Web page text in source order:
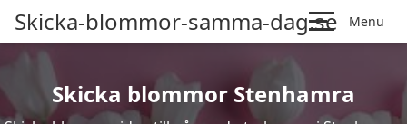
Skicka-blommor-samma-dag.se Menu
Skicka blommor Stenhamra